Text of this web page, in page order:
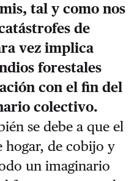
tal y como nos
de
vez implica
forestales
con el fin del
colectivo.
se debe a que el
hogar, de cobijo y
un imaginario